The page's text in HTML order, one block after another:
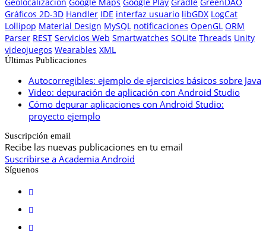
Geolocalización Google Maps Google Play Gradle GreenDAO
Gráficos 2D-3D Handler IDE interfaz usuario libGDX LogCat
Lollipop Material Design MySQL notificaciones OpenGL ORM
Parser REST Servicios Web Smartwatches SQLite Threads Unity
videojuegos Wearables XML
Últimas Publicaciones
Autocorregibles: ejemplo de ejercicios básicos sobre Java
Video: depuración de aplicación con Android Studio
Cómo depurar aplicaciones con Android Studio:
proyecto ejemplo
Suscripción email
Recibe las nuevas publicaciones en tu email
Suscribirse a Academia Android
Síguenos